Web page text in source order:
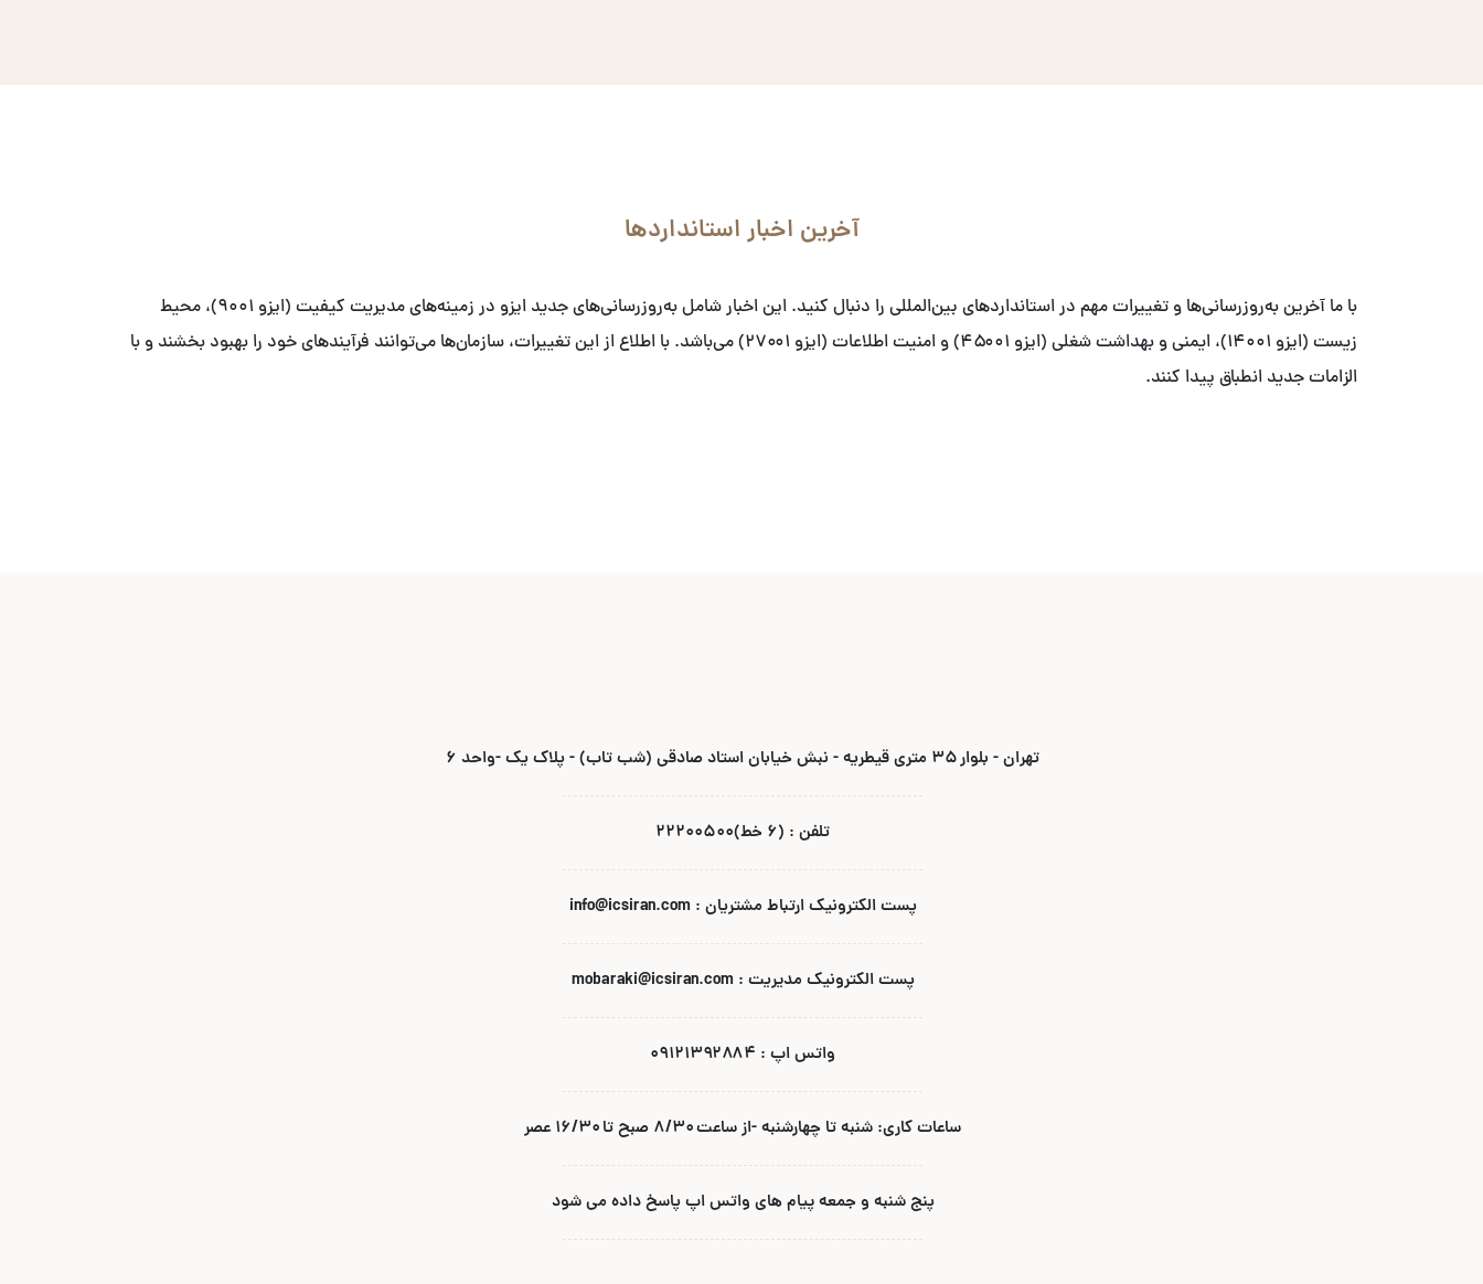
آخرین اخبار استانداردها
با ما آخرین به‌روزرسانی‌ها و تغییرات مهم در استانداردهای بین‌المللی را دنبال کنید. این اخبار شامل به‌روزرسانی‌های جدید ایزو در زمینه‌های مدیریت کیفیت (ایزو ۹۰۰۱)، محیط
زیست (ایزو ۱۴۰۰۱)، ایمنی و بهداشت شغلی (ایزو ۴۵۰۰۱) و امنیت اطلاعات (ایزو ۲۷۰۰۱) می‌باشد. با اطلاع از این تغییرات، سازمان‌ها می‌توانند فرآیندهای خود را بهبود بخشند و با
الزامات جدید انطباق پیدا کنند.
تهران - بلوار ۳۵ متری قیطریه - نبش خیابان استاد صادقی (شب تاب) - پلاک یک -واحد ۶
تلفن : (۶ خط)۲۲۲۰۰۵۰۰
پست الکترونیک ارتباط مشتریان : info@icsiran.com
پست الکترونیک مدیریت : mobaraki@icsiran.com
واتس اپ : ۰۹۱۲۱۳۹۲۸۸۴
ساعات کاری: شنبه تا چهارشنبه -از ساعت ۸/۳۰ صبح تا ۱۶/۳۰ عصر
پنج شنبه و جمعه پیام های واتس اپ پاسخ داده می شود